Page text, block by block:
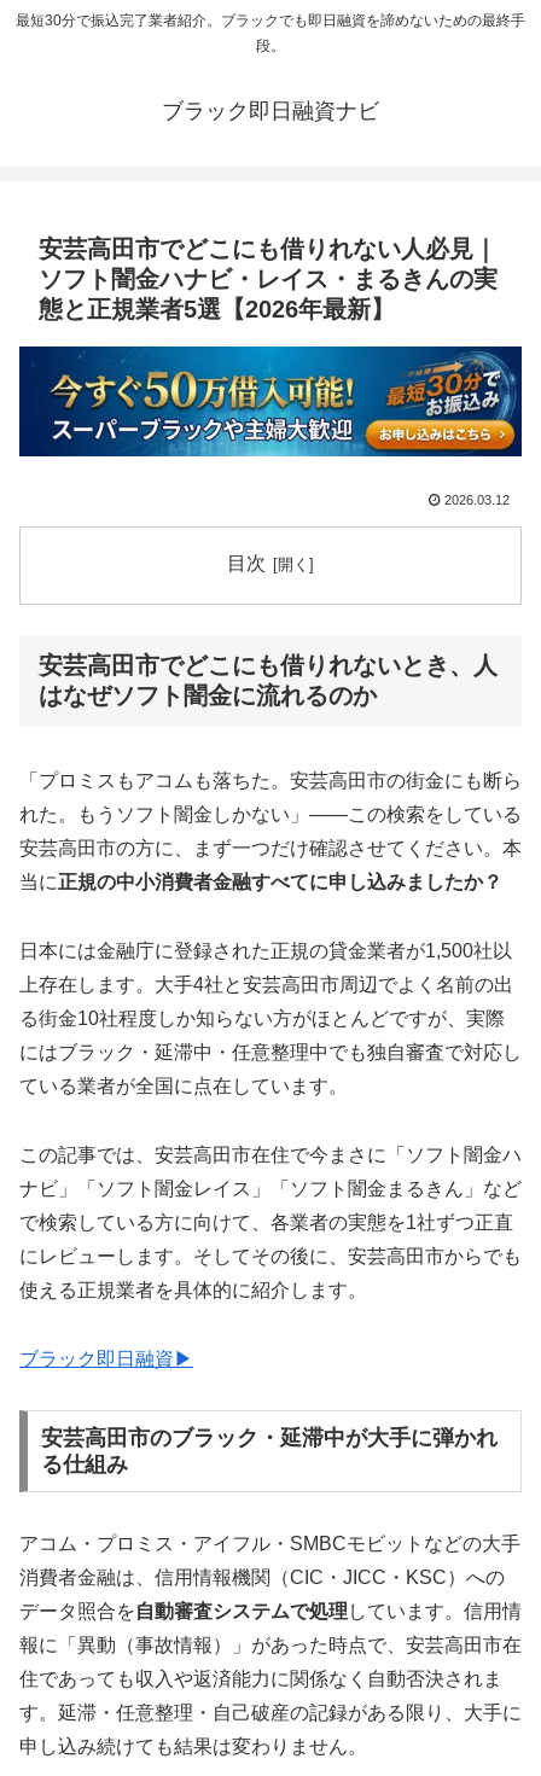
最短30分で振込完了業者紹介。ブラックでも即日融資を諦めないための最終手
段。
ブラック即日融資ナビ
安芸高田市でどこにも借りれない人必見｜
ソフト闇金ハナビ・レイス・まるきんの実
態と正規業者5選【2026年最新】
2026.03.12
目次
安芸高田市でどこにも借りれないとき、人
はなぜソフト闇金に流れるのか
「プロミスもアコムも落ちた。安芸高田市の街金にも断ら
れた。もうソフト闇金しかない」——この検索をしている
安芸高田市の方に、まず一つだけ確認させてください。本
当に正規の中小消費者金融すべてに申し込みましたか？
日本には金融庁に登録された正規の貸金業者が1,500社以
上存在します。大手4社と安芸高田市周辺でよく名前の出
る街金10社程度しか知らない方がほとんどですが、実際
にはブラック・延滞中・任意整理中でも独自審査で対応し
ている業者が全国に点在しています。
この記事では、安芸高田市在住で今まさに「ソフト闇金ハ
ナビ」「ソフト闇金レイス」「ソフト闇金まるきん」など
で検索している方に向けて、各業者の実態を1社ずつ正直
にレビューします。そしてその後に、安芸高田市からでも
使える正規業者を具体的に紹介します。
ブラック即日融資▶
安芸高田市のブラック・延滞中が大手に弾かれ
る仕組み
アコム・プロミス・アイフル・SMBCモビットなどの大手
消費者金融は、信用情報機関（CIC・JICC・KSC）への
データ照合を自動審査システムで処理 しています。信用情
報に「異動（事故情報）」があった時点で、安芸高田市在
住であっても収入や返済能力に関係なく自動否決されま
す。延滞・任意整理・自己破産の記録がある限り、大手に
申し込み続けても結果は変わりません。